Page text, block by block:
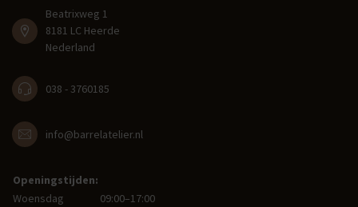
Beatrixweg 1
8181 LC Heerde
Nederland
038 - 3760185
info@barrelatelier.nl
Openingstijden:
Woensdag
09:00–17:00